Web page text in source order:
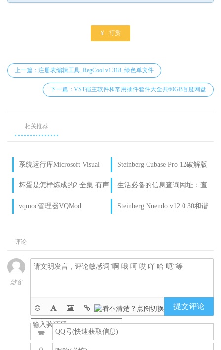
 打赏
上一篇：注册表编辑工具_RegCool v1.318_绿色单文件
下一篇：VST宿主软件和常用插件套件大全共60GB百度网盘
相关推荐
系统运行库Microsoft Visual
Steinberg Cubase Pro 12破解版
v12.0.30 vr稳定R2R
坏蛋是怎样炼成的2 全集 有声
生活必备的信息查询网址：查
征信、婚姻、交友借钱明明白
白
vqmod管理器VQMod
Steinberg Nuendo v12.0.30和谐
评论
游客
提交评论